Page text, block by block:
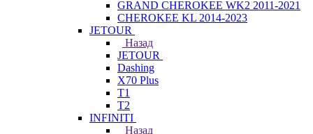
GRAND CHEROKEE WK2 2011-2021
CHEROKEE KL 2014-2023
JETOUR
Назад
JETOUR
Dashing
X70 Plus
T1
T2
INFINITI
Назад